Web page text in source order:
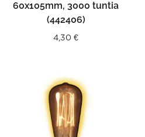
60x105mm, 3000 tuntia
(442406)
4,30 €